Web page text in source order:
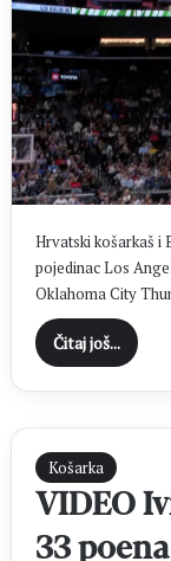
Hrvatski košarkaš i
pojedinac Los
Oklahoma City
Čitaj još...
Košarka
VIDEO
33